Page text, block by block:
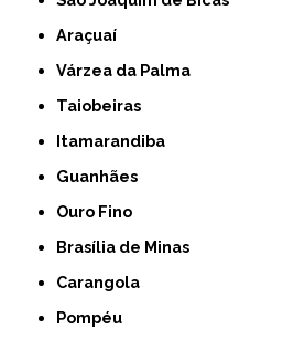
Araçuaí
Várzea da Palma
Taiobeiras
Itamarandiba
Guanhães
Ouro Fino
Brasília de Minas
Carangola
Pompéu